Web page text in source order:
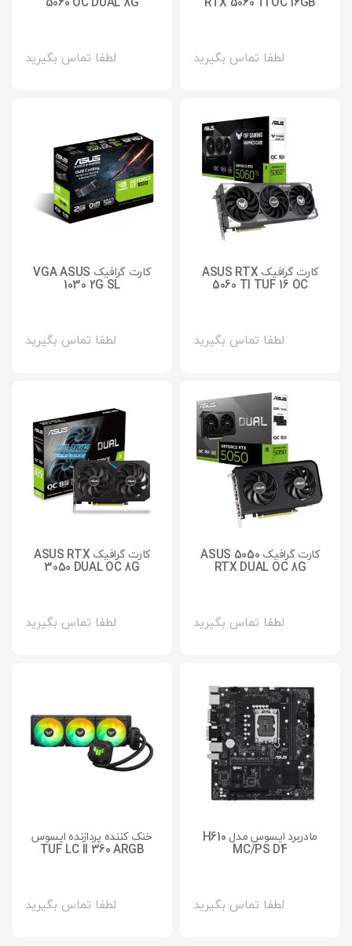
لطفا تماس بگیرید لطفا تماس بگیرید
کارت گرافیک ASUS RTX
5060 TI TUF 16 OC
لطفا تماس بگیرید
کارت گرافیک VGA ASUS
1030 2G SL
لطفا تماس بگیرید
کارت گرافیک 5050 ASUS
RTX DUAL OC 8G
لطفا تماس بگیرید
کارت گرافیک ASUS RTX
3050 DUAL OC 8G
لطفا تماس بگیرید
مادربرد ایسوس مدل H610
MC/PS D4
لطفا تماس بگیرید
خنک کننده پردازنده ایسوس
TUF LC II 360 ARGB
لطفا تماس بگیرید